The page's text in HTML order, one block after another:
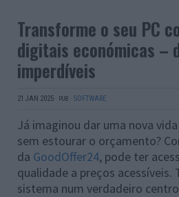
Transforme o seu PC
digitais económicas –
imperdíveis
21 JAN 2025 · PUB · SOFTWARE
Já imaginou dar uma nova
sem estourar o orçamento?
da GoodOffer24, pode ter
qualidade a preços acessíveis.
sistema num verdadeiro